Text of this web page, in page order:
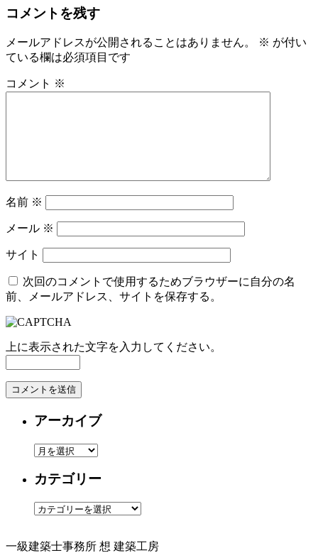
コメントを残す
メールアドレスが公開されることはありません。 ※ が付い
ている欄は必須項目です
コメント ※
名前 ※
メール ※
サイト
次回のコメントで使用するためブラウザーに自分の名
前、メールアドレス、サイトを保存する。
上に表示された文字を入力してください。
アーカイブ
ア
カ
ブ
カテゴリー
カ
ゴ
一級建築士事務所 想 建築工房